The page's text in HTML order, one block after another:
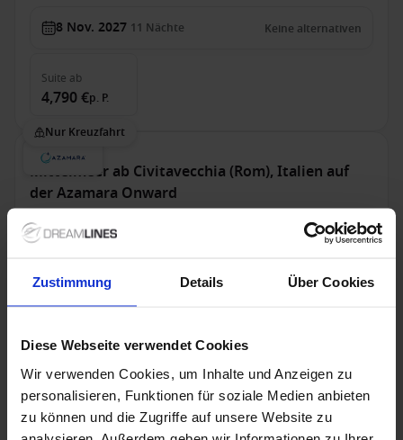
Zustimmung Details Über Cookies
Diese Webseite verwendet Cookies
Wir verwenden Cookies, um Inhalte und Anzeigen zu
personalisieren, Funktionen für soziale Medien anbieten
zu können und die Zugriffe auf unsere Website zu
8 Nov. 2027 11 Nächte Keine alternativen
Suite ab
4,790 €p. P.
Nur Kreuzfahrt
Mittelmeer ab Civitavecchia (Rom), Italien auf
der Azamara Onward
Ab / An Civitavecchia (Rom)
Alles Inklusive Trinkgelder
Außenkabine ab
4,539 €
p. P.
Balkonkabine
5,219 €
Suite
7,809 €